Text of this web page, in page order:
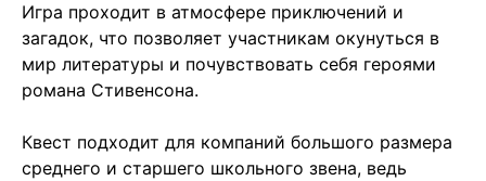
Игра проходит в атмосфере приключений и
загадок, что позволяет участникам окунуться в
мир литературы и почувствовать себя героями
романа Стивенсона.
Квест подходит для компаний большого размера
среднего и старшего школьного звена, ведь